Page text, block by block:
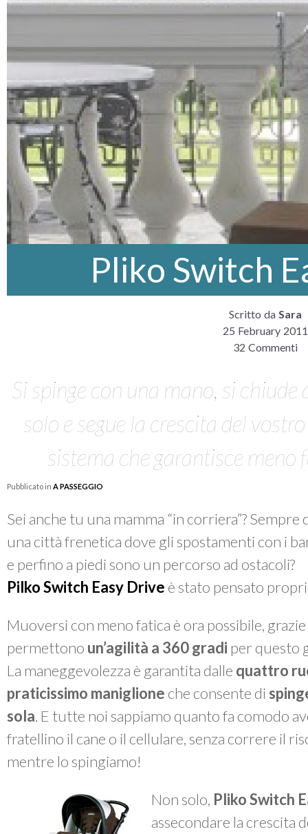
Pliko Switch
Scritto da Sara
25 February 2011
32 Commenti
Si spinge con una mano, si
solo e segue la crescita del
sistema che garantisce
Pubblicato in A PASSEGGIO
Sei anche tu una mamma “in corriera”? Sempre
una città frenetica dove gli spostamenti con i
e perfino a piedi sono un percorso ad ostacoli?
Pilko Switch Easy Drive è stato pensato
Muoversi con meno fatica è ora possibile,
permettono un’agilità a 360 gradi per questo
La maneggevolezza è garantita dalle quattro
praticissimo maniglione che consente di
sola. E tutte noi sappiamo quanto fa comodo
fratellino il cane o il cellulare, senza correre il
mentre lo spingiamo!
Non solo, Pliko Switch
assecondare la crescita